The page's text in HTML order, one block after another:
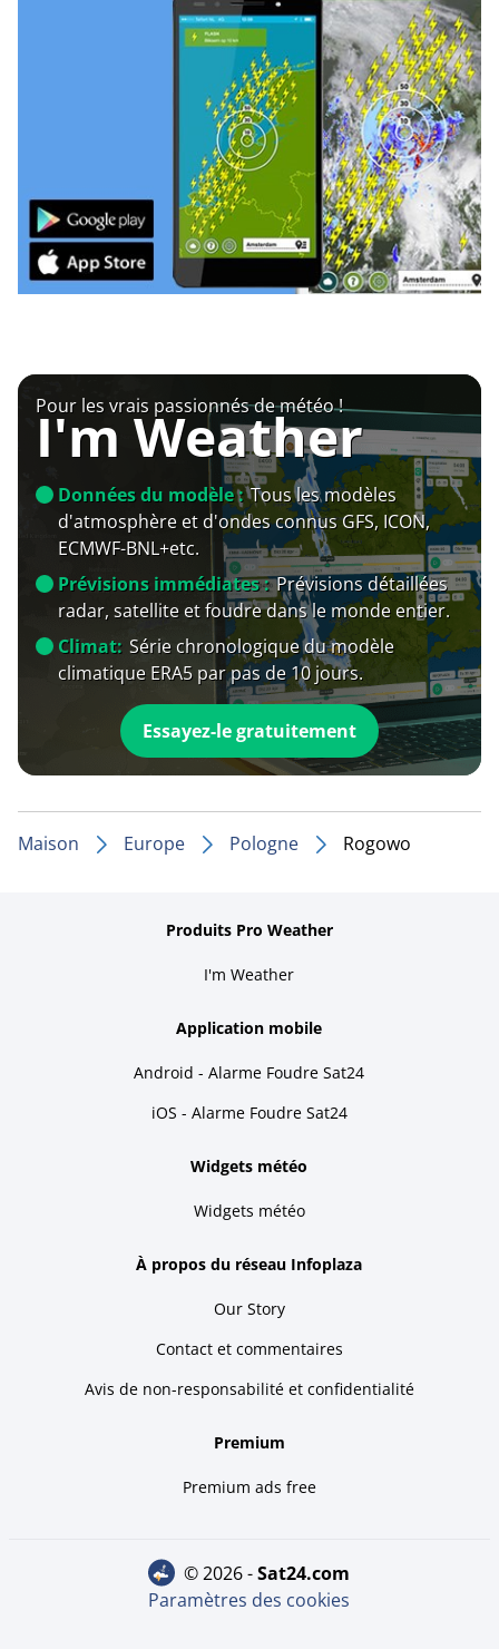
Pour les vrais passionnés de météo !
I'm Weather
Données du modèle : Tous les modèles
d'atmosphère et d'ondes connus GFS, ICON,
ECMWF-BNL+etc.
Prévisions immédiates : Prévisions détaillées
radar, satellite et foudre dans le monde entier.
Climat: Série chronologique du modèle
climatique ERA5 par pas de 10 jours.
Essayez-le gratuitement
Maison Europe Pologne Rogowo
Produits Pro Weather
I'm Weather
Application mobile
Android - Alarme Foudre Sat24
iOS - Alarme Foudre Sat24
Widgets météo
Widgets météo
À propos du réseau Infoplaza
Our Story
Contact et commentaires
Avis de non-responsabilité et confidentialité
Premium
Premium ads free
© 2026 - sat24.com
Paramètres des cookies